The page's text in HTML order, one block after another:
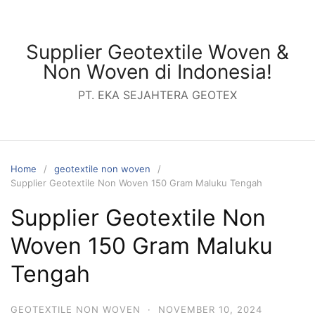
contentSupplier Geotextile Woven &
Non Woven di Indonesia!
PT. EKA SEJAHTERA GEOTEX
Home
geotextile non woven
Supplier Geotextile Non Woven 150 Gram Maluku Tengah
Supplier Geotextile Non
Woven 150 Gram Maluku
Tengah
GEOTEXTILE NON WOVEN · NOVEMBER 10, 2024